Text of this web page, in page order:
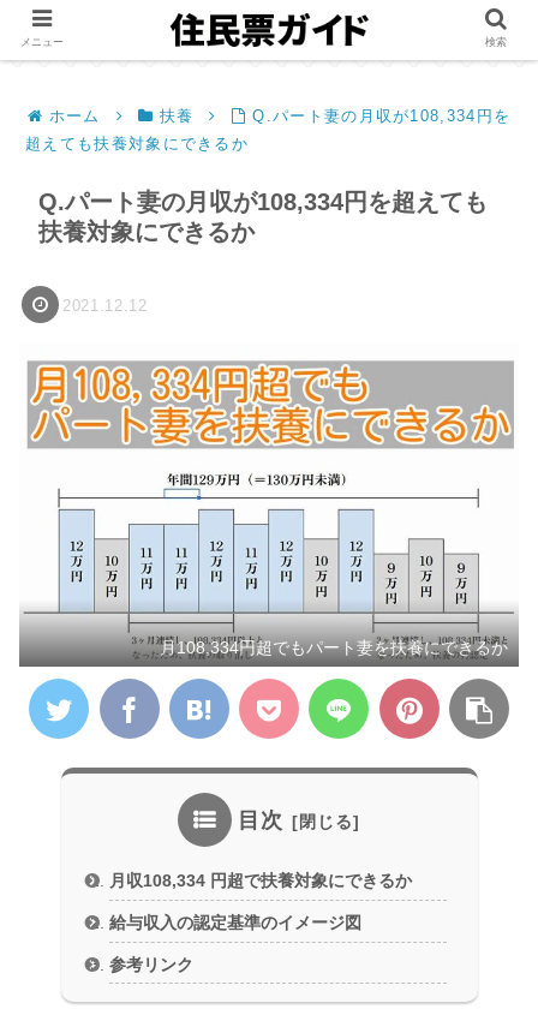
ホーム 扶養
Q.パート妻の月収が108,334円を
超えても扶養対象にできるか
Q.パート妻の月収が108,334円を超えても
扶養対象にできるか
2021.12.12
月108,334円超でもパート妻を扶養にできるか
目次
月収108,334 円超で扶養対象にできるか
給与収入の認定基準のイメージ図
参考リンク
メニュー 検索